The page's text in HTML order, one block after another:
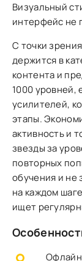
Визуальный
интерфейс не
С точки
держится в
контента и
1000 уровней,
усилителей,
этапы.
активность и
звезды за
повторных
обучения и не
на каждом
ищет